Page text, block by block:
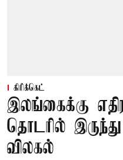
கிரிக்கெட்
இலங்கைக்கு
தொடரில்
விலகல்